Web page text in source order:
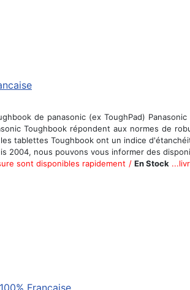
de panasonic (ex ToughPad)
Toughbook répondent aux normes de
tablettes Toughbook ont un indice
2004, nous pouvons vous informer des
sont disponibles rapidement / En Stock